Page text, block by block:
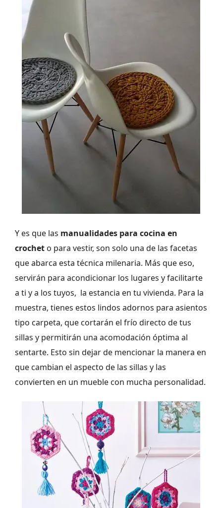
Y es que las manualidades para cocina en
crochet o para vestir, son solo una de las facetas
que abarca esta técnica milenaria. Más que eso,
servirán para acondicionar los lugares y facilitarte
a ti y a los tuyos, la estancia en tu vivienda. Para la
muestra, tienes estos lindos adornos para asientos
tipo carpeta, que cortarán el frío directo de tus
sillas y permitirán una acomodación óptima al
sentarte. Esto sin dejar de mencionar la manera en
que cambian el aspecto de las sillas y las
convierten en un mueble con mucha personalidad.